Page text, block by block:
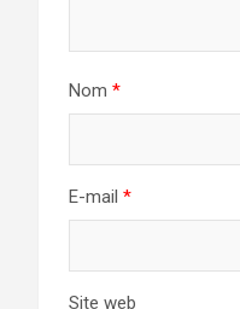
Nom *
E-mail *
Site web